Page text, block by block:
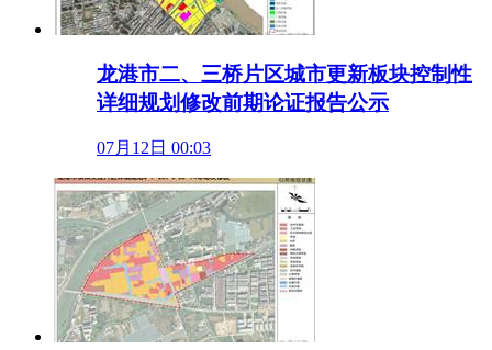
龙港市二、三桥片区城市更新板块控制性
详细规划修改前期论证报告公示
07月12日 00:03